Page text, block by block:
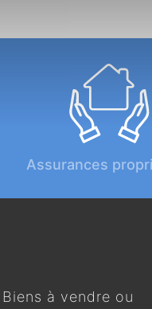
Assurances
Biens à vendre ou